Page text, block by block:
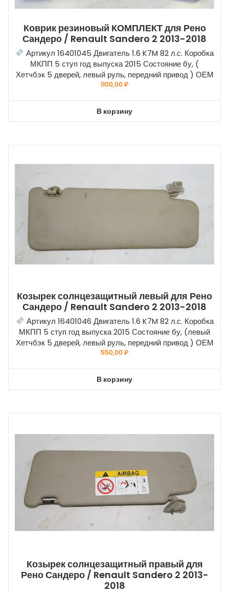
Коврик резиновый КОМПЛЕКТ для Рено
Сандеро / Renault Sandero 2 2013-2018
Артикул 16401045 Двигатель 1.6 K7M 82 л.с. Коробка
МКПП 5 ступ год выпуска 2015 Состояние бу, (
Хетчбэк 5 дверей, левый руль, передний привод ) ОЕМ
1100,00₽
В корзину
Козырек солнцезащитный левый для Рено
Сандеро / Renault Sandero 2 2013-2018
Артикул 16401046 Двигатель 1.6 K7M 82 л.с. Коробка
МКПП 5 ступ год выпуска 2015 Состояние бу, (левый
Хетчбэк 5 дверей, левый руль, передний привод ) ОЕМ
550,00₽
В корзину
Козырек солнцезащитный правый для
Рено Сандеро / Renault Sandero 2 2013-
2018